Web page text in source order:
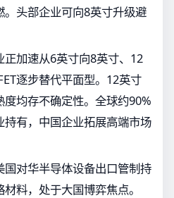
头部企业可向8英寸升级避
加速从6英寸向8英寸、12
逐步替代平面型。12英寸
均存不确定性。全球约90%
有，中国企业拓展高端市场
对华半导体设备出口管制持
料，处于大国博弈焦点。